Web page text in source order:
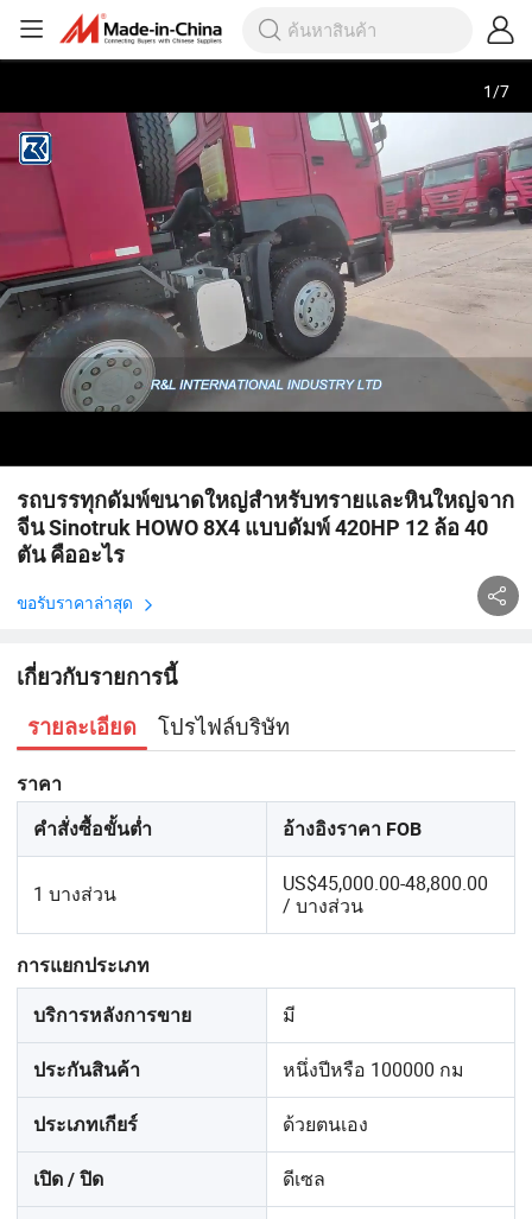
1/7
รถบรรทุกดัมพ์ขนาดใหญ่สำหรับทรายและหินใหญ่จาก
จีน Sinotruk HOWO 8X4 แบบดัมพ์ 420HP 12 ล้อ 40
ตัน คืออะไร
ขอรับราคาล่าสุด
เกี่ยวกับรายการนี้
รายละเอียด โปรไฟล์บริษัท
ราคา
คำสั่งซื้อขั้นต่ำ อ้างอิงราคา FOB
1 บางส่วน
US$45,000.00-48,800.00
/ บางส่วน
การแยกประเภท
บริการหลังการขาย มี
ประกันสินค้า หนึ่งปีหรือ 100000 กม
ประเภทเกียร์ ด้วยตนเอง
เปิด / ปิด ดีเซล